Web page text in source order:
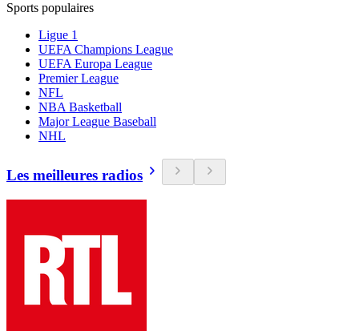
Sports populaires
Ligue 1
UEFA Champions League
UEFA Europa League
Premier League
NFL
NBA Basketball
Major League Baseball
NHL
Les meilleures radios